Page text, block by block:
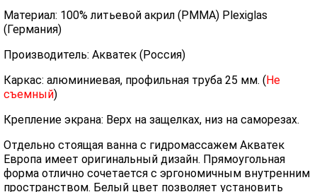
Материал: 100% литьевой акрил (PMMA) Plexiglas
(Германия)
Производитель: Акватек (Россия)
Каркас: алюминиевая, профильная труба 25 мм. (Не
съемный)
Крепление экрана: Верх на защелках, низ на саморезах.
Отдельно стоящая ванна с гидромассажем Акватек
Европа имеет оригинальный дизайн. Прямоугольная
форма отлично сочетается с эргономичным внутренним
пространством. Белый цвет позволяет установить